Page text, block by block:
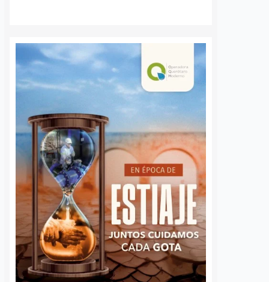
sin
hasta ahora;
de Querétaro
intactas
lluvias
Vinculan a proceso a
hombre acusado de
planear el asesinato de
un mecánico frente a su
hijo en la Lázaro